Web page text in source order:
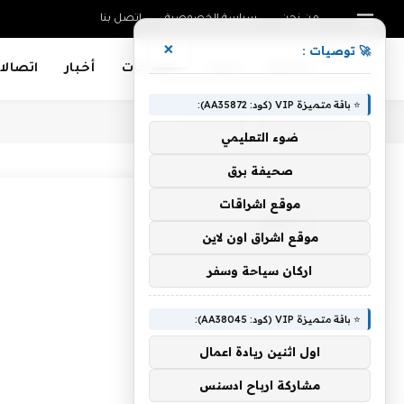
من نحن سياسة الخصوصية اتصل بنا
تطبيقات أخبار
أنت الآن تتصفح: Home
»الـ16
🚀 توصيات : ×
⭐ باقة متميزة VIP (كود: AA35872):
ضوء التعليمي
صحيفة برق
موقع اشراقات
موقع اشراق اون لاين
اركان سياحة وسفر
⭐ باقة متميزة VIP (كود: AA38045):
اول اثنين ريادة اعمال
مشاركة ارباح ادسنس